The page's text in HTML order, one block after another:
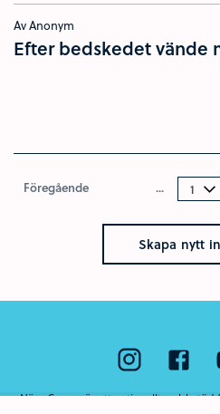
Av Anonym
Efter bedskedet vände
Föregående ...
Skapa nytt
Nära Cancer är ett nationellt webbstöd